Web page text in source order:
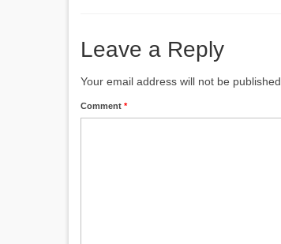
Leave a Reply
Your email address will not be published.
Comment *